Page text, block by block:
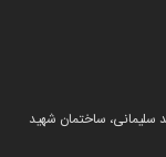
سلیمانی، ساختمان شهید